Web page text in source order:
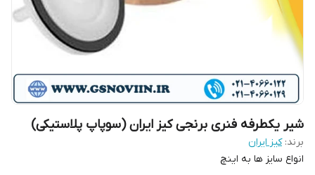
شیر یکطرفه فنری برنجی کیز ایران (سوپاپ پلاستیکی)
برند: کیز ایران
انواع سایز ها به اینچ